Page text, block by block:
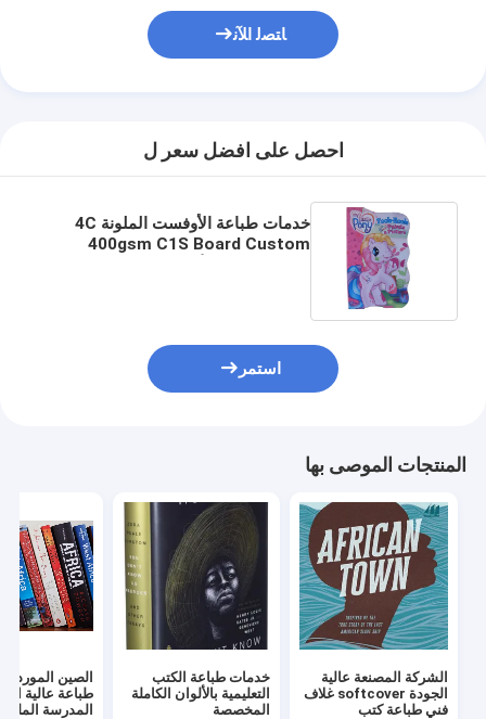
ﺎﺘﺼﻟ ﺍﻶﻧ
احصل على افضل سعر ل
خدمات طباعة الأوفست الملونة 4C
400gsm C1S Board Custom
استمر
المنتجات الموصى بها
الشركة المصنعة عالية
الجودة softcover غلاف
فني طباعة كتب
خدمات طباعة الكتب
التعليمية بالألوان الكاملة
المخصصة
الصين
طباعة عالية
المدرسة